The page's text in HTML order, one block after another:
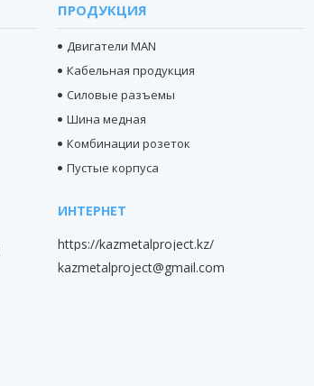
ПРОДУКЦИЯ
Двигатели MAN
Кабельная продукция
Силовые разъемы
Шина медная
Комбинации розеток
Пустые корпуса
https://kazmetalproject.kz/
kazmetalproject@gmail.com